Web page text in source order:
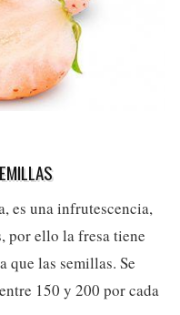
es una infrutescencia,
por ello la fresa tiene
que las semillas. Se
150 y 200 por cada